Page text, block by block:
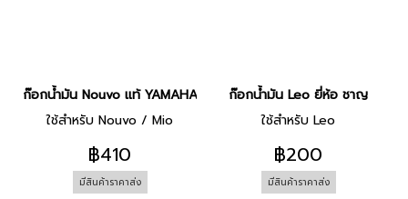
ก๊อกน้ำมัน Nouvo แท้ YAMAHA
ใช้สำหรับ Nouvo / Mio
฿410
มีสินค้าราคาส่ง
ก๊อกน้ำมัน Leo ยี่ห้อ ชาญ
ใช้สำหรับ Leo
฿200
มีสินค้าราคาส่ง